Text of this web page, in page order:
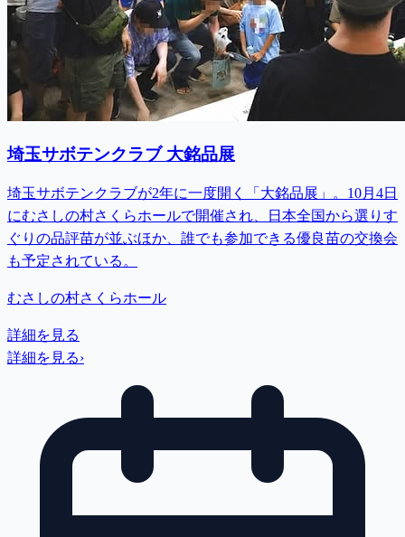
埼玉サボテンクラブ 大銘品展
埼玉サボテンクラブが2年に一度開く「大銘品展」。10月4日
にむさしの村さくらホールで開催され、日本全国から選りす
ぐりの品評苗が並ぶほか、誰でも参加できる優良苗の交換会
も予定されている。
むさしの村さくらホール
詳細を見る
詳細を見る›